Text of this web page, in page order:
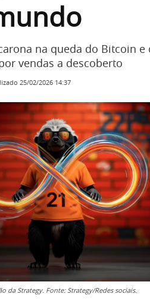
na queda do Bitcoin
vendas a descoberto
25/02/2026 14:37
da Strategy. Fonte: Strategy/Redes sociais.